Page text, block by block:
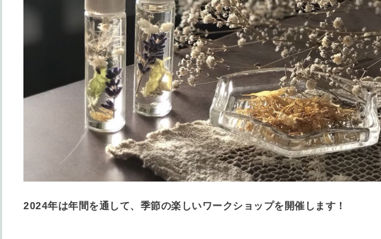
2024年は年間を通して、季節の楽しいワークショップを開催します！